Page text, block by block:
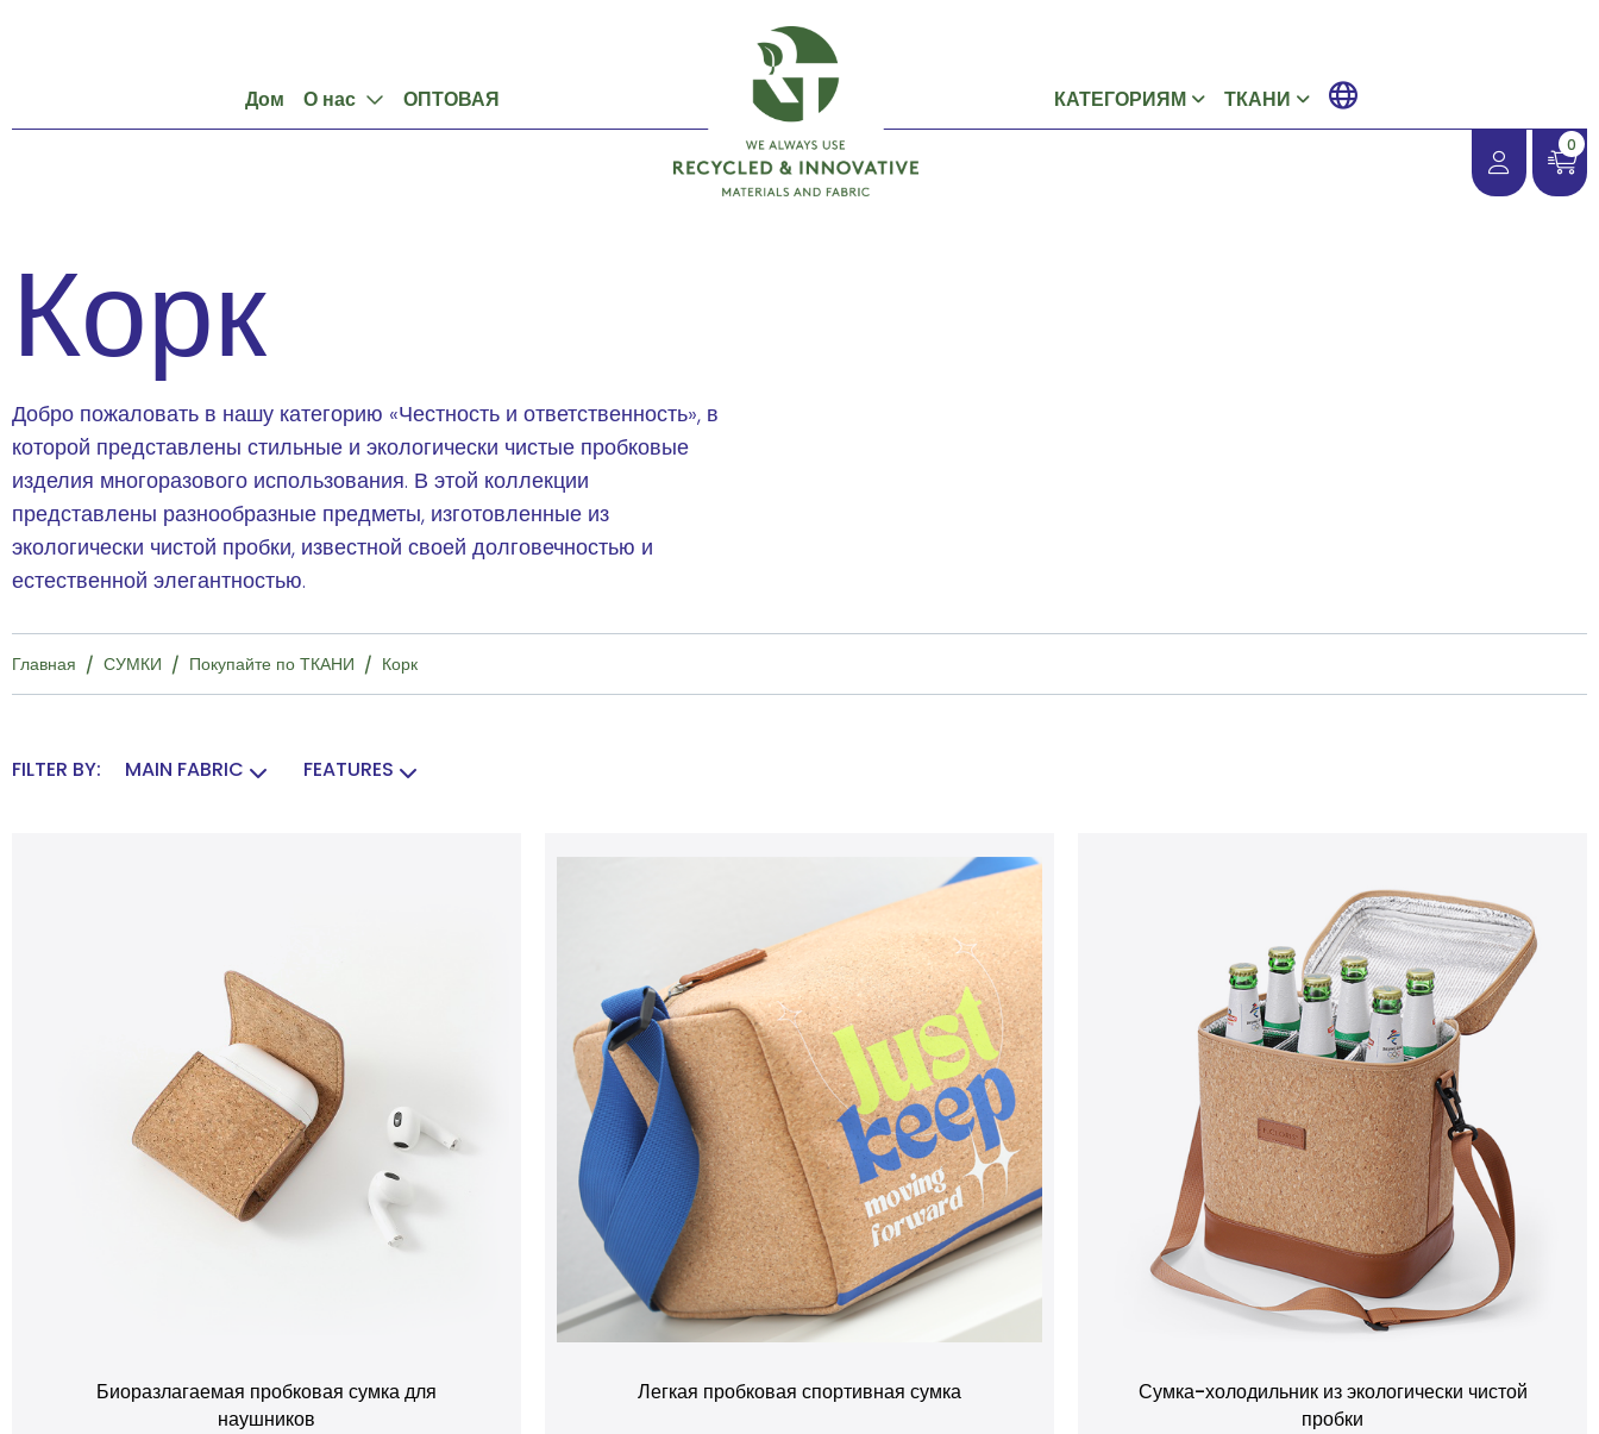
Дом О нас ОПТОВАЯ КАТЕГОРИЯМ ТКАНИ
0
Корк
Добро пожаловать в нашу категорию «Честность и ответственность», в
которой представлены стильные и экологически чистые пробковые
изделия многоразового использования. В этой коллекции
представлены разнообразные предметы, изготовленные из
экологически чистой пробки, известной своей долговечностью и
естественной элегантностью.
Главная СУМКИ Покупайте по ТКАНИ Корк
FILTER BY: MAIN FABRIC FEATURES
Биоразлагаемая пробковая сумка для
наушников
Легкая пробковая спортивная сумка
Сумка-холодильник из экологически чистой
пробки